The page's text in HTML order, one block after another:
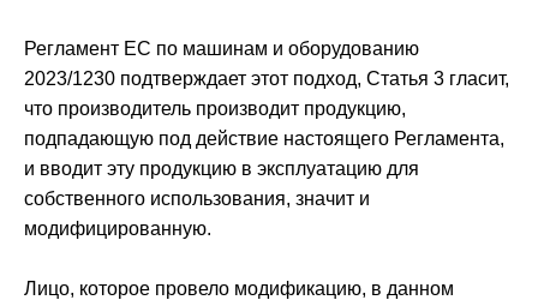
Регламент ЕС по машинам и оборудованию
2023/1230 подтверждает этот подход, Статья 3 гласит,
что производитель производит продукцию,
подпадающую под действие настоящего Регламента,
и вводит эту продукцию в эксплуатацию для
собственного использования, значит и
модифицированную.
Лицо, которое провело модификацию, в данном